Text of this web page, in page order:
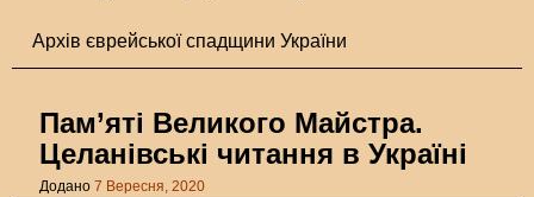
Архів єврейської спадщини України
Пам’яті Великого Майстра.
Целанівські читання в Україні
Додано 7 Вересня, 2020